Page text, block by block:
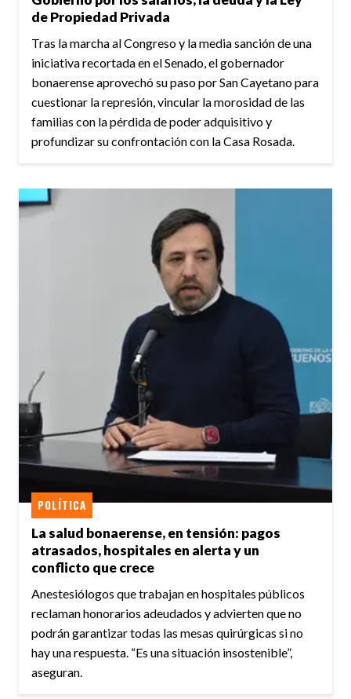
de Propiedad Privada
Tras la marcha al Congreso y la media sanción de una
iniciativa recortada en el Senado, el gobernador
bonaerense aprovechó su paso por San Cayetano para
cuestionar la represión, vincular la morosidad de las
familias con la pérdida de poder adquisitivo y
profundizar su confrontación con la Casa Rosada.
La salud bonaerense, en tensión: pagos
atrasados, hospitales en alerta y un
conflicto que crece
POLÍTICA
Anestesiólogos que trabajan en hospitales públicos
reclaman honorarios adeudados y advierten que no
podrán garantizar todas las mesas quirúrgicas si no
hay una respuesta. “Es una situación insostenible”,
aseguran.